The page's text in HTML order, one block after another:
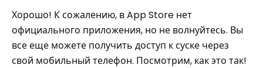
Хорошо! К сожалению, в App Store нет
официального приложения, но не волнуйтесь. Вы
все еще можете получить доступ к суске через
свой мобильный телефон. Посмотрим, как это так!